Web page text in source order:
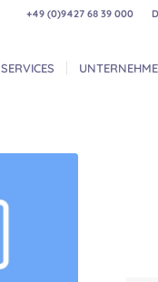
+49 (0)9427 68 39 000
SERVICES